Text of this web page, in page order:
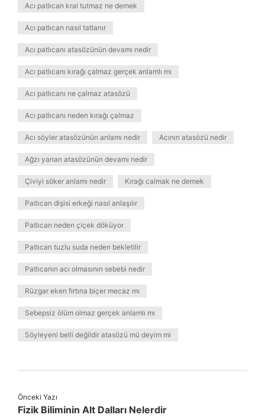
Acı patlıcan kral tutmaz ne demek
Acı patlıcan nasıl tatlanır
Acı patlıcanı atasözünün devamı nedir
Acı patlıcanı kırağı çalmaz gerçek anlamlı mı
Acı patlıcanı ne çalmaz atasözü
Acı patlıcanı neden kırağı çalmaz
Acı söyler atasözünün anlamı nedir Acının atasözü nedir
Ağzı yanan atasözünün devamı nedir
Çiviyi söker anlamı nedir Kırağı calmak ne demek
Patlıcan dişisi erkeği nasıl anlaşılır
Patlıcan neden çiçek döküyor
Patlıcan tuzlu suda neden bekletilir
Patlıcanın acı olmasının sebebi nedir
Rüzgar eken fırtına biçer mecaz mı
Sebepsiz ölüm olmaz gerçek anlamlı mı
Söyleyeni belli değildir atasözü mü deyim mi
Önceki Yazı
Fizik Biliminin Alt Dalları Nelerdir